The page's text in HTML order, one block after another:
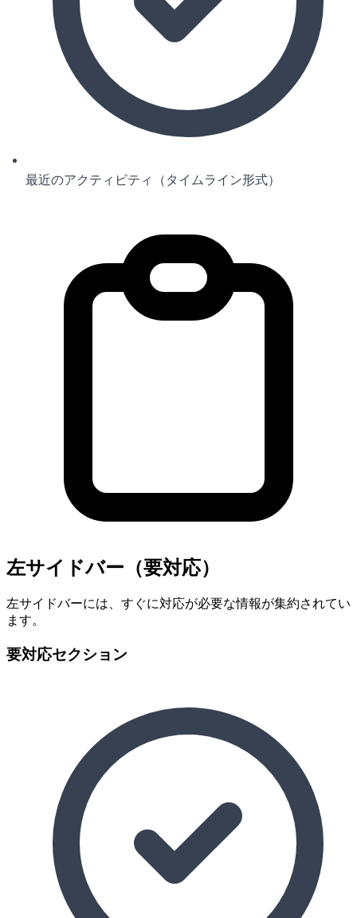
最近のアクティビティ（タイムライン形式）
左サイドバー（要対応）
左サイドバーには、すぐに対応が必要な情報が集約されてい
ます。
要対応セクション